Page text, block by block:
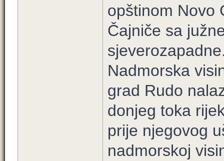
opštinom Novo
Čajniče sa
Nadmorska
grad Rudo
donjeg toka
prije njegovog
nadmorskoj